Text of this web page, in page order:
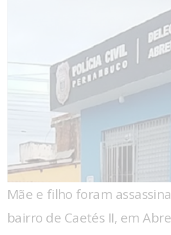
Mãe e filho foram
bairro de Caetés II, em